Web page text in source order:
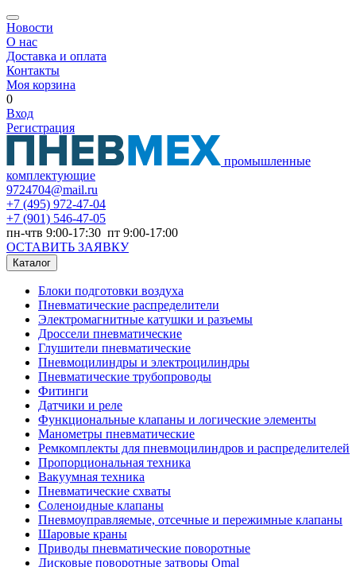
Новости
О нас
Доставка и оплата
Контакты
Моя корзина
0
Вход
Регистрация
промышленные
комплектующие
9724704@mail.ru
+7 (495) 972-47-04
+7 (901) 546-47-05
пн-чтв 9:00-17:30 пт 9:00-17:00
ОСТАВИТЬ ЗАЯВКУ
Каталог
Блоки подготовки воздуха
Пневматические распределители
Электромагнитные катушки и разъемы
Дроссели пневматические
Глушители пневматические
Пневмоцилиндры и электроцилиндры
Пневматические трубопроводы
Фитинги
Датчики и реле
Функциональные клапаны и логические элементы
Манометры пневматические
Ремкомплекты для пневмоцилиндров и распределителей
Пропорциональная техника
Вакуумная техника
Пневматические схваты
Соленоидные клапаны
Пневмоуправляемые, отсечные и пережимные клапаны
Шаровые краны
Приводы пневматические поворотные
Дисковые поворотные затворы Omal